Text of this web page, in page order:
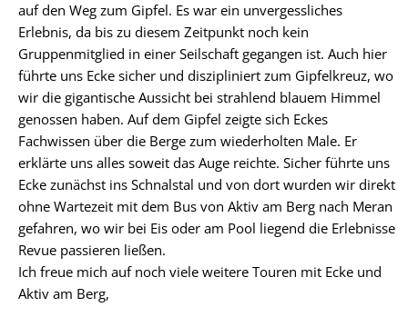
auf den Weg zum Gipfel. Es war ein unvergessliches
Erlebnis, da bis zu diesem Zeitpunkt noch kein
Gruppenmitglied in einer Seilschaft gegangen ist. Auch hier
führte uns Ecke sicher und diszipliniert zum Gipfelkreuz, wo
wir die gigantische Aussicht bei strahlend blauem Himmel
genossen haben. Auf dem Gipfel zeigte sich Eckes
Fachwissen über die Berge zum wiederholten Male. Er
erklärte uns alles soweit das Auge reichte. Sicher führte uns
Ecke zunächst ins Schnalstal und von dort wurden wir direkt
ohne Wartezeit mit dem Bus von Aktiv am Berg nach Meran
gefahren, wo wir bei Eis oder am Pool liegend die Erlebnisse
Revue passieren ließen.
Ich freue mich auf noch viele weitere Touren mit Ecke und
Aktiv am Berg,